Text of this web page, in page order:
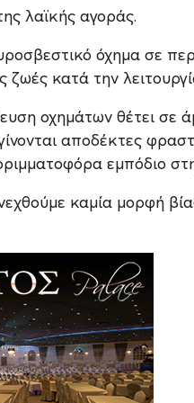
λαϊκής αγοράς.
όχημα σε
κατά την
οχημάτων θέτει σε
αποδέκτες
εμπόδιο
καμία μορφή